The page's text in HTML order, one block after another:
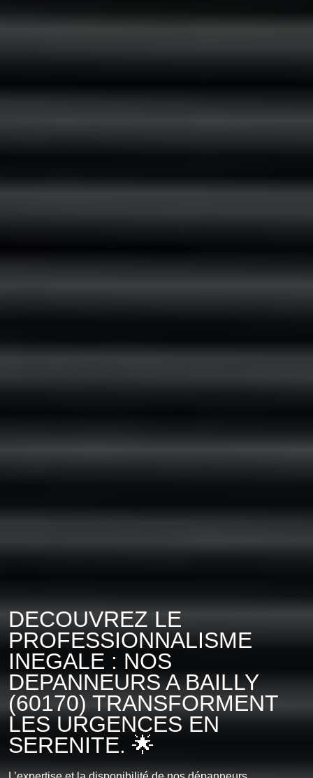
DECOUVREZ LE
PROFESSIONNALISME
INEGALE : NOS
DEPANNEURS A BAILLY
(60170) TRANSFORMENT
LES URGENCES EN
SERENITE. 🌟